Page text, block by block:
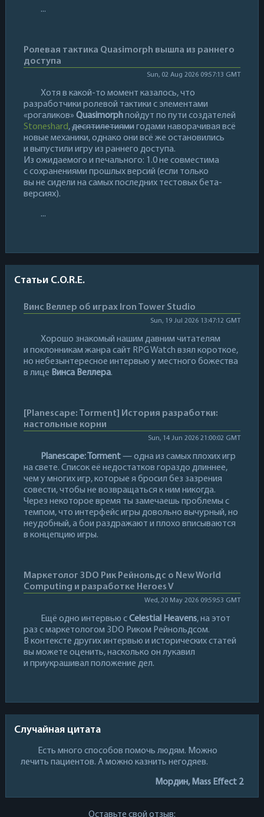
...
Ролевая тактика Quasimorph вышла из раннего
доступа
Sun, 02 Aug 2026 09:57:13 GMT
Хотя в какой-то момент казалось, что
разработчики ролевой тактики с элементами
«рогаликов» Quasimorphпойдут по пути создателей
Stoneshard,десятилетиямигодами наворачивая всё
новые механики, однако они всё же остановились
и выпустили игру из раннего доступа.
Из ожидаемого и печального: 1.0 не совместима
с сохранениями прошлых версий (если только
вы не сидели на самых последних тестовых бета-
версиях).
...
Статьи C.O.R.E.
Винс Веллер об играх Iron Tower Studio
Sun, 19 Jul 2026 13:47:12 GMT
Хорошо знакомый нашим давним читателям
и поклонникам жанра сайт RPG Watch взял короткое,
но небезынтересное интервью у местного божества
в лице Винса Веллера.
[Planescape: Torment] История разработки:
настольные корни
Sun, 14 Jun 2026 21:00:02 GMT
Planescape: Torment— одна из самых плохих игр
на свете. Список её недостатков гораздо длиннее,
чем у многих игр, которые я бросил без зазрения
совести, чтобы не возвращаться к ним никогда.
Через некоторое время ты замечаешь проблемы с
темпом, что интерфейс игры довольно вычурный, но
неудобный, а бои раздражают и плохо вписываются
в концепцию игры.
Маркетолог 3DO Рик Рейнольдс о New World
Computing и разработке Heroes V
Wed, 20 May 2026 09:59:53 GMT
Ещё одно интервью сCelestial Heavens, на этот
раз с маркетологом 3DO Риком Рейнольдсом.
В контексте других интервью и исторических статей
вы можете оценить, насколько он лукавил
и приукрашивал положение дел.
Случайная цитата
Есть много способов помочь людям. Можно
лечить пациентов. А можно казнить негодяев.
Мордин, Mass Effect 2
Оставьте свой отзыв: